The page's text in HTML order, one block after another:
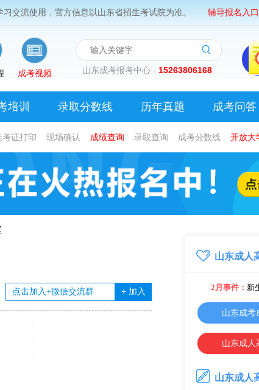
交流使用，官方信息以山东省招生考试院为准。 辅导报名入口
成考视频 山东成考报考中心 - 15263806168
培训 录取分数线 历年真题 成考问答
考证打印 现场确认 成绩查询 录取查询 成考分数线 开放大
+ 加入
山东成人
2月事件： 新
山东成考
山东成人
山东成人